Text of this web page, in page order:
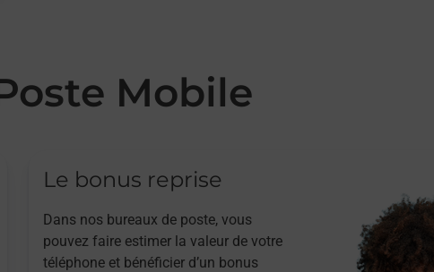
Mobile
Le bonus reprise
Dans nos bureaux de poste, vous
pouvez faire estimer la valeur de votre
téléphone et bénéficier d’un bonus